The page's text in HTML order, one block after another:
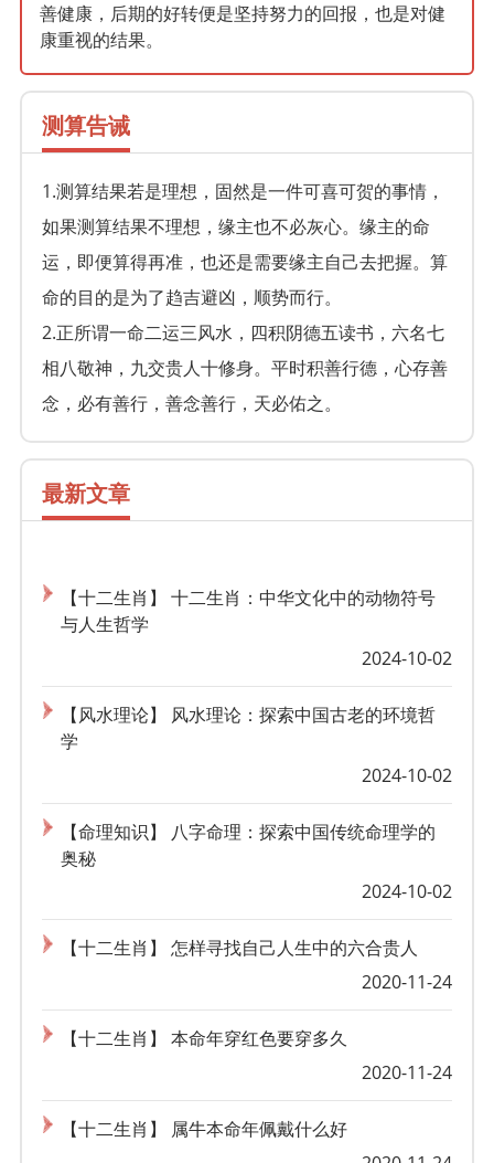
善健康，后期的好转便是坚持努力的回报，也是对健
康重视的结果。
测算告诫
1.测算结果若是理想，固然是一件可喜可贺的事情，
如果测算结果不理想，缘主也不必灰心。缘主的命
运，即便算得再准，也还是需要缘主自己去把握。算
命的目的是为了趋吉避凶，顺势而行。
2.正所谓一命二运三风水，四积阴德五读书，六名七
相八敬神，九交贵人十修身。平时积善行德，心存善
念，必有善行，善念善行，天必佑之。
最新文章
【十二生肖】 十二生肖：中华文化中的动物符号
与人生哲学
2024-10-02
【风水理论】 风水理论：探索中国古老的环境哲
学
2024-10-02
【命理知识】 八字命理：探索中国传统命理学的
奥秘
2024-10-02
【十二生肖】 怎样寻找自己人生中的六合贵人
2020-11-24
【十二生肖】 本命年穿红色要穿多久
2020-11-24
【十二生肖】 属牛本命年佩戴什么好